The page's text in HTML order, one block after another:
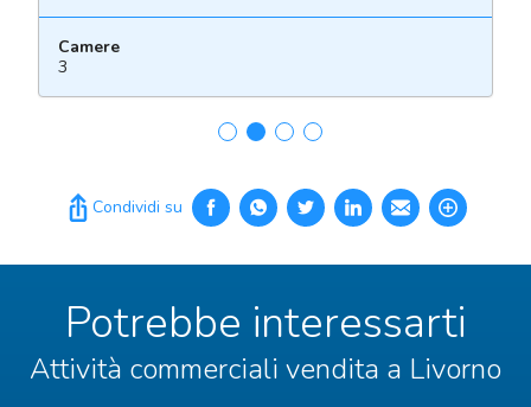
Camere
3
Condividi su
Potrebbe interessarti
Attività commerciali vendita a Livorno